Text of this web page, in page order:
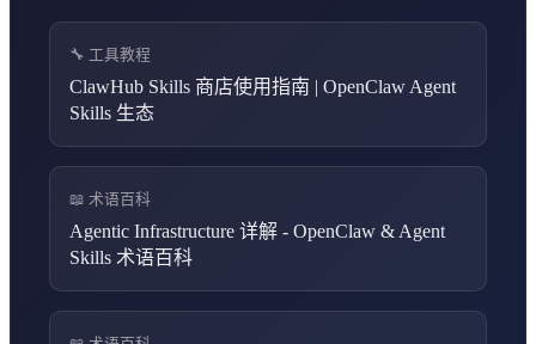
🔧 工具教程
ClawHub Skills 商店使用指南 | OpenClaw Agent
Skills 生态
📖 术语百科
Agentic Infrastructure 详解 - OpenClaw & Agent
Skills 术语百科